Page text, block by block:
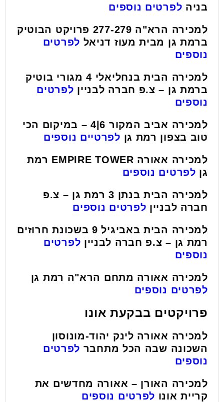
בניה לפרטים נוספים
למכירה הרא"ה 277-279 פרויקט הבוטיק
ברמת גן מבית מעוז דניאל לפרטים
נוספים
למכירה הבית בנחליאלי 4 מגורי בוטיק
ברמת גן – צ.פ חברה לבניין לפרטים
נוספים
למכירה אביב המקור 6|4 – במיקום הכי
טוב בצפון רמת גן לפרטיים נוספים
למכירה אאורה EMPIRE TOWER רמת
גן לפרטים נוספים
למכירה הבית בנתן 3 רמת גן – צ.פ
חברה לבניין לפרטים נוספים
למכירה הבית באביגיל 9 בשכונת חרוזים
רמת גן – צ.פ חברה לבניין לפרטים
נוספים
למכירה אאורה מתחם הרא"ה רמת גן
לפרטים נוספים
פרויקטים בבקעת אונו
למכירה אאורה לינק יהוד-מונוסון
השכונה שבה הכל מתחבר לפרטים
נוספים
למכירה האורן – אאורה מחדשים את
קריית אונו לפרטים נוספים